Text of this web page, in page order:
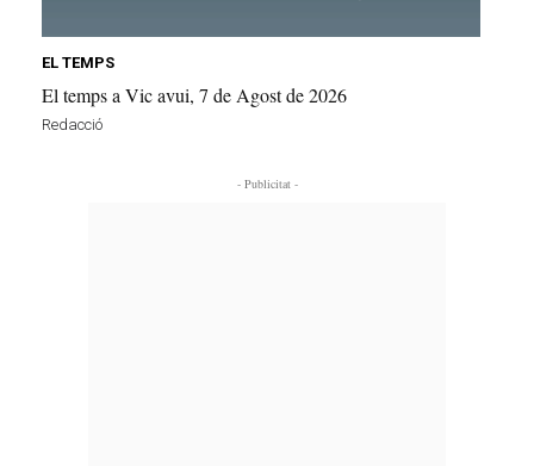
EL TEMPS
El temps a Vic avui, 7 de Agost de 2026
Redacció
- Publicitat -